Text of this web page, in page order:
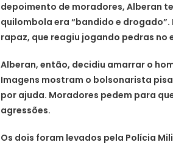
depoimento de moradores, Alberan
quilombola era “bandido e
rapaz, que reagiu jogando pedras
Alberan, então, decidiu amarrar o
Imagens mostram o bolsonarista
por ajuda. Moradores pedem para
agressões.
Os dois foram levados pela Polícia